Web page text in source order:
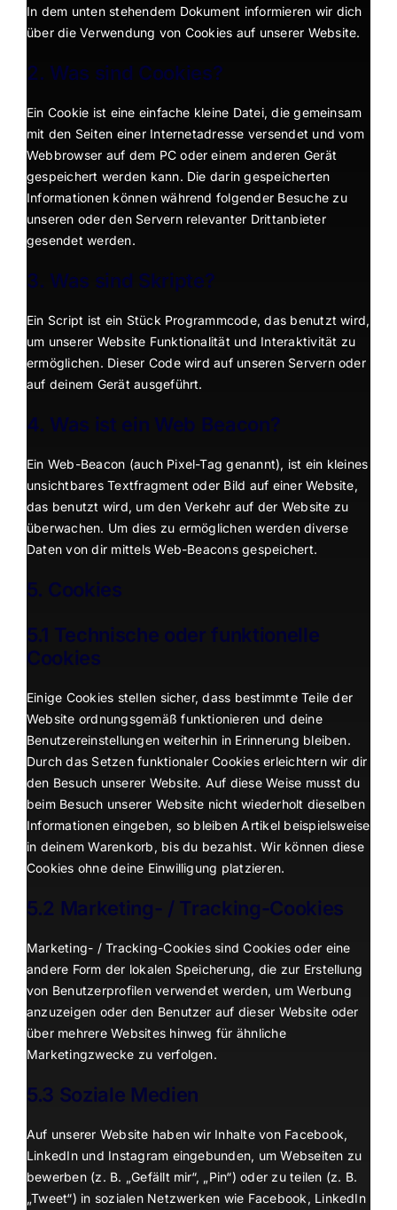
In dem unten stehendem Dokument informieren wir dich
über die Verwendung von Cookies auf unserer Website.
2. Was sind Cookies?
Ein Cookie ist eine einfache kleine Datei, die gemeinsam
mit den Seiten einer Internetadresse versendet und vom
Webbrowser auf dem PC oder einem anderen Gerät
gespeichert werden kann. Die darin gespeicherten
Informationen können während folgender Besuche zu
unseren oder den Servern relevanter Drittanbieter
gesendet werden.
3. Was sind Skripte?
Ein Script ist ein Stück Programmcode, das benutzt wird,
um unserer Website Funktionalität und Interaktivität zu
ermöglichen. Dieser Code wird auf unseren Servern oder
auf deinem Gerät ausgeführt.
4. Was ist ein Web Beacon?
Ein Web-Beacon (auch Pixel-Tag genannt), ist ein kleines
unsichtbares Textfragment oder Bild auf einer Website,
das benutzt wird, um den Verkehr auf der Website zu
überwachen. Um dies zu ermöglichen werden diverse
Daten von dir mittels Web-Beacons gespeichert.
5. Cookies
5.1 Technische oder funktionelle
Cookies
Einige Cookies stellen sicher, dass bestimmte Teile der
Website ordnungsgemäß funktionieren und deine
Benutzereinstellungen weiterhin in Erinnerung bleiben.
Durch das Setzen funktionaler Cookies erleichtern wir dir
den Besuch unserer Website. Auf diese Weise musst du
beim Besuch unserer Website nicht wiederholt dieselben
Informationen eingeben, so bleiben Artikel beispielsweise
in deinem Warenkorb, bis du bezahlst. Wir können diese
Cookies ohne deine Einwilligung platzieren.
5.2 Marketing- / Tracking-Cookies
Marketing- / Tracking-Cookies sind Cookies oder eine
andere Form der lokalen Speicherung, die zur Erstellung
von Benutzerprofilen verwendet werden, um Werbung
anzuzeigen oder den Benutzer auf dieser Website oder
über mehrere Websites hinweg für ähnliche
Marketingzwecke zu verfolgen.
5.3 Soziale Medien
Auf unserer Website haben wir Inhalte von Facebook,
LinkedIn und Instagram eingebunden, um Webseiten zu
bewerben (z. B. „Gefällt mir“, „Pin“) oder zu teilen (z. B.
„Tweet“) in sozialen Netzwerken wie Facebook, LinkedIn